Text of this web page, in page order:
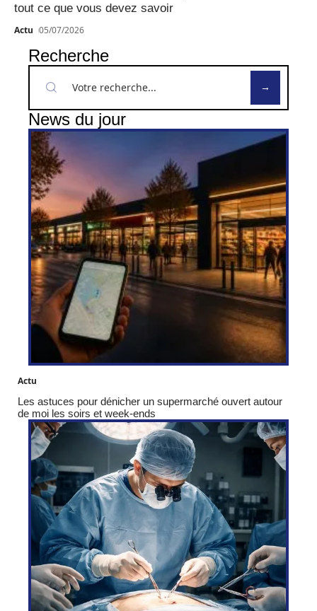
tout ce que vous devez savoir
Actu 05/07/2026
Recherche
News du jour
Actu
Les astuces pour dénicher un supermarché ouvert autour
de moi les soirs et week-ends